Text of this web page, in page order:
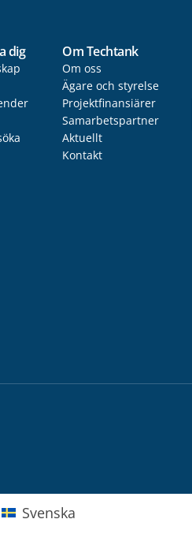
dig Om Techtank
Om oss
Ägare och styrelse
Projektfinansiärer
Samarbetspartner
Aktuellt
Kontakt
Svenska